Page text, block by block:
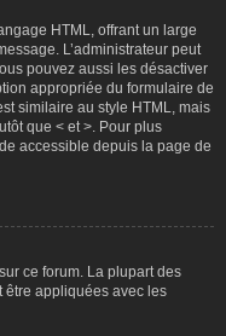
HTML, offrant un large
L’administrateur peut
pouvez aussi les désactiver
appropriée du formulaire de
similaire au style HTML, mais
que < et >. Pour plus
accessible depuis la page de
ce forum. La plupart des
être appliquées avec les